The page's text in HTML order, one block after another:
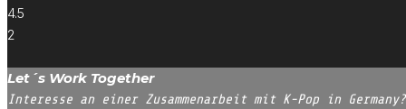
4.5
2
Let´s Work Together
Interesse an einer Zusammenarbeit mit K-Pop in Germany?